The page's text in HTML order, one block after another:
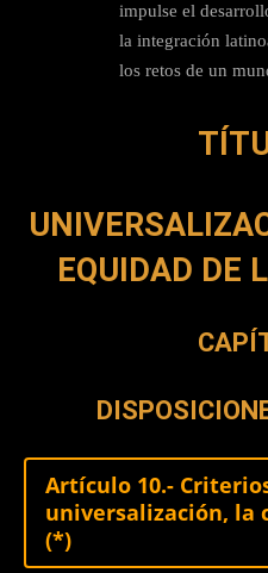
impulse el
la integración
los retos de un
EQUIDAD DE
Artículo 10.-
universalización, la
(*)